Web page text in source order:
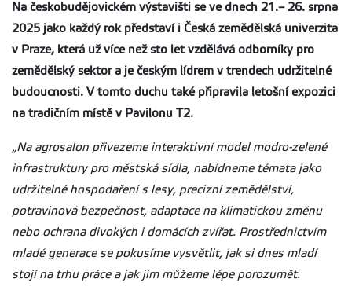
Na českobudějovickém výstavišti se ve dnech 21.– 26. srpna
2025 jako každý rok představí i Česká zemědělská univerzita
v Praze, která už více než sto let vzdělává odborníky pro
zemědělský sektor a je českým lídrem v trendech udržitelné
budoucnosti. V tomto duchu také připravila letošní expozici
na tradičním místě v Pavilonu T2.
„Na agrosalon přivezeme interaktivní model modro-zelené
infrastruktury pro městská sídla, nabídneme témata jako
udržitelné hospodaření s lesy, precizní zemědělství,
potravinová bezpečnost, adaptace na klimatickou změnu
nebo ochrana divokých i domácích zvířat. Prostřednictvím
mladé generace se pokusíme vysvětlit, jak si dnes mladí
stojí na trhu práce a jak jim můžeme lépe porozumět.